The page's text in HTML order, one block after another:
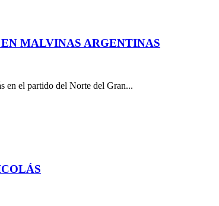
MALVINAS ARGENTINAS
en el partido del Norte del Gran...